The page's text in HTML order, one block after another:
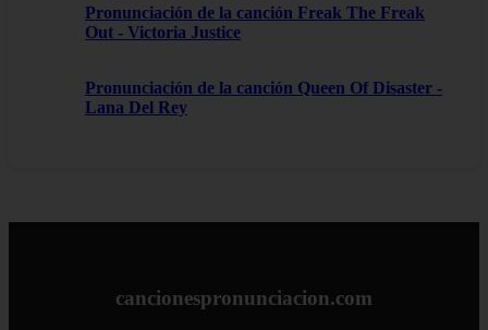
Pronunciación de la canción Freak The Freak
Out - Victoria Justice
Pronunciación de la canción Queen Of Disaster -
Lana Del Rey
cancionespronunciacion.com